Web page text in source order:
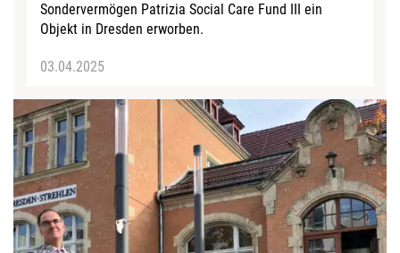
Sondervermögen Patrizia Social Care Fund III ein
Objekt in Dresden erworben.
03.04.2025